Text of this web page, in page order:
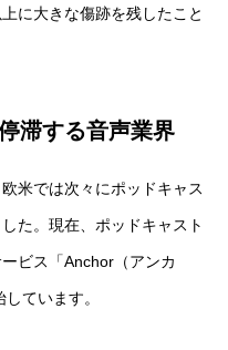
に大きな傷跡を残したこと
滞する音声業界
米では次々にポッドキャス
た。現在、ポッドキャスト
ビス「Anchor（アンカ
ています。